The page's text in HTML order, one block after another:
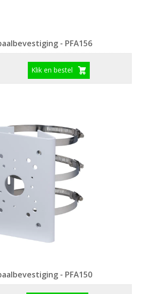
- PFA156
Klik en bestel
- PFA150